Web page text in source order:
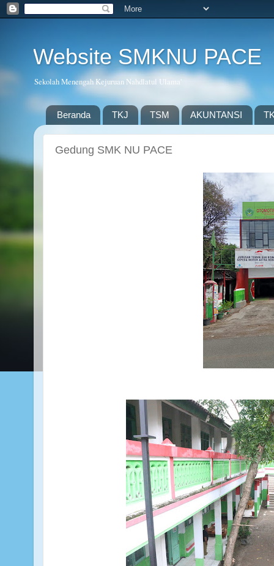
Website SMKNU PACE
Sekolah Menengah Kejuruan Nahdlatul Ulama'
Beranda TKJ TSM AKUNTANSI
Gedung SMK NU PACE